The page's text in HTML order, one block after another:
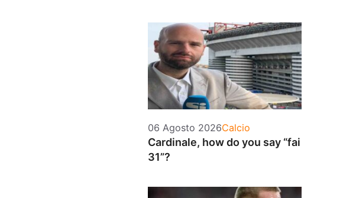
06 Agosto 2026Categorie
Calcio
Cardinale, how do you say “fai
31”?